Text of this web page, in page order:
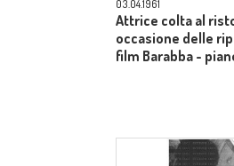
03.04.1961
Attrice colta al
occasione delle
film Barabba -